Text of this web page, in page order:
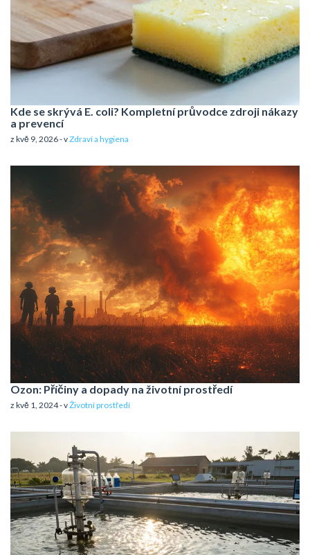
Kde se skrývá E. coli? Kompletní průvodce zdroji nákazy
a prevencí
z kvě 9, 2026 - vZdraví a hygiena
Ozon: Příčiny a dopady na životní prostředí
z kvě 1, 2024 - vŽivotní prostředí